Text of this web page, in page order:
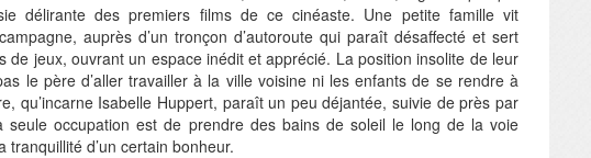
délirante des premiers films de ce cinéaste. Une petite famille vit
auprès d’un tronçon d’autoroute qui paraît désaffecté et sert
de jeux, ouvrant un espace inédit et apprécié. La position insolite de leur
le père d’aller travailler à la ville voisine ni les enfants de se rendre à
qu’incarne Isabelle Huppert, paraît un peu déjantée, suivie de près par
seule occupation est de prendre des bains de soleil le long de la voie
tranquillité d’un certain bonheur.